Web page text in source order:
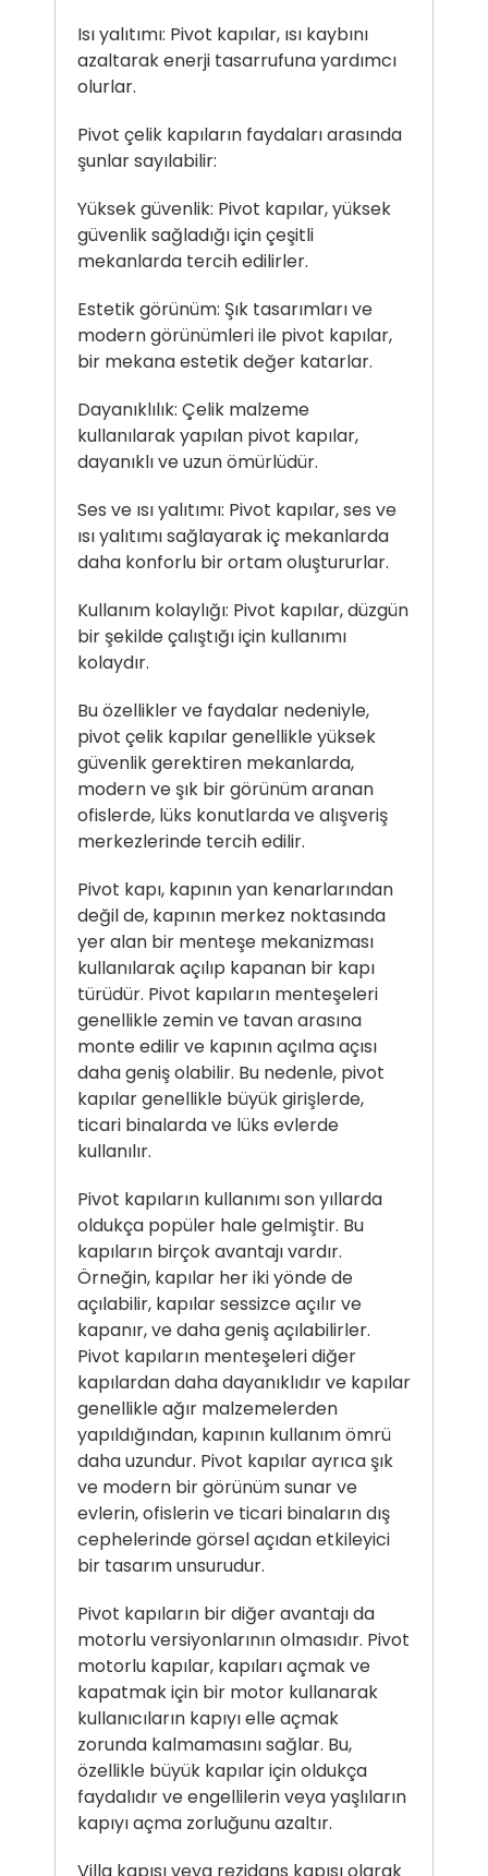
Isı yalıtımı: Pivot kapılar, ısı kaybını
azaltarak enerji tasarrufuna yardımcı
olurlar.
Pivot çelik kapıların faydaları arasında
şunlar sayılabilir:
Yüksek güvenlik: Pivot kapılar, yüksek
güvenlik sağladığı için çeşitli
mekanlarda tercih edilirler.
Estetik görünüm: Şık tasarımları ve
modern görünümleri ile pivot kapılar,
bir mekana estetik değer katarlar.
Dayanıklılık: Çelik malzeme
kullanılarak yapılan pivot kapılar,
dayanıklı ve uzun ömürlüdür.
Ses ve ısı yalıtımı: Pivot kapılar, ses ve
ısı yalıtımı sağlayarak iç mekanlarda
daha konforlu bir ortam oluştururlar.
Kullanım kolaylığı: Pivot kapılar, düzgün
bir şekilde çalıştığı için kullanımı
kolaydır.
Bu özellikler ve faydalar nedeniyle,
pivot çelik kapılar genellikle yüksek
güvenlik gerektiren mekanlarda,
modern ve şık bir görünüm aranan
ofislerde, lüks konutlarda ve alışveriş
merkezlerinde tercih edilir.
Pivot kapı, kapının yan kenarlarından
değil de, kapının merkez noktasında
yer alan bir menteşe mekanizması
kullanılarak açılıp kapanan bir kapı
türüdür. Pivot kapıların menteşeleri
genellikle zemin ve tavan arasına
monte edilir ve kapının açılma açısı
daha geniş olabilir. Bu nedenle, pivot
kapılar genellikle büyük girişlerde,
ticari binalarda ve lüks evlerde
kullanılır.
Pivot kapıların kullanımı son yıllarda
oldukça popüler hale gelmiştir. Bu
kapıların birçok avantajı vardır.
Örneğin, kapılar her iki yönde de
açılabilir, kapılar sessizce açılır ve
kapanır, ve daha geniş açılabilirler.
Pivot kapıların menteşeleri diğer
kapılardan daha dayanıklıdır ve kapılar
genellikle ağır malzemelerden
yapıldığından, kapının kullanım ömrü
daha uzundur. Pivot kapılar ayrıca şık
ve modern bir görünüm sunar ve
evlerin, ofislerin ve ticari binaların dış
cephelerinde görsel açıdan etkileyici
bir tasarım unsurudur.
Pivot kapıların bir diğer avantajı da
motorlu versiyonlarının olmasıdır. Pivot
motorlu kapılar, kapıları açmak ve
kapatmak için bir motor kullanarak
kullanıcıların kapıyı elle açmak
zorunda kalmamasını sağlar. Bu,
özellikle büyük kapılar için oldukça
faydalıdır ve engellilerin veya yaşlıların
kapıyı açma zorluğunu azaltır.